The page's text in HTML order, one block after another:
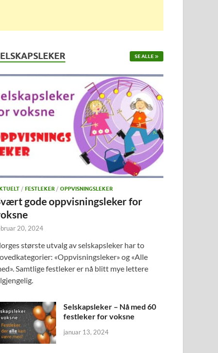
SE ALLE
/FESTLEKER /OPPVISNINGSLEKER
gode oppvisningsleker for
20, 2024
største utvalg av selskapsleker har to
«Oppvisningsleker» og «Alle
Samtlige festleker er nå blitt mye lettere
Selskapsleker – Nå med 60
festleker for voksne
januar 13, 2024